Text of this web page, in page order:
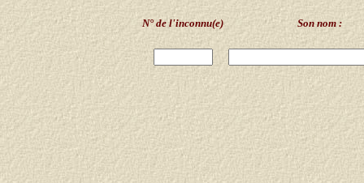
N° de l'inconnu(e) Son nom :